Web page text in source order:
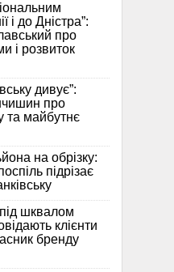
і до Дністра”:
про
і розвиток
дивує”:
про
та майбутнє
на обрізку:
підрізає
шквалом
клієнти
бренду